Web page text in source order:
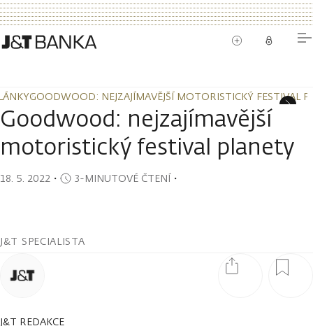
GOODWOOD: NEJZAJÍMAVĚJŠÍ MOTORISTICKÝ FESTIVAL
GOODWOOD: NEJZAJÍMAVĚJŠÍ MOTORISTICKÝ FESTIVAL
Goodwood: nejzajímavější
motoristický festival planety
18. 5. 2022 ・ 3-MINUTOVÉ ČTENÍ・
J&T SPECIALISTA
J&T REDAKCE